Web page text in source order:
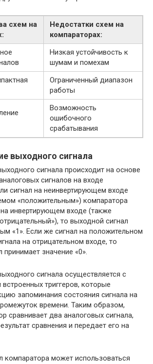
схем на
Недостатки схем на
компараторах:
Низкая устойчивость к
шумам и помехам
Ограниченный диапазон
работы
Возможность
ошибочного
срабатывания
выходного сигнала
сигнала происходит на основе
сигналов на входе
сигнал на неинвертирующем входе
«положительным») компаратора
инвертирующем входе (также
то выходной сигнал
«1». Если же сигнал на положительном
на отрицательном входе, то
значение «0».
сигнала осуществляется с
триггеров, которые
запоминания состояния сигнала на
времени. Таким образом,
сравнивает два аналоговых сигнала,
сравнения и передает его на
компаратора может использоваться